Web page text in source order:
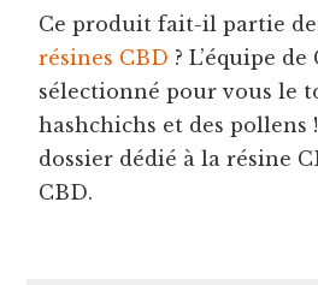
Ce produit fait-il partie
résines CBD ? L’équipe
sélectionné pour vous le
hashchichs et des pollens
dossier dédié à la résine
CBD.